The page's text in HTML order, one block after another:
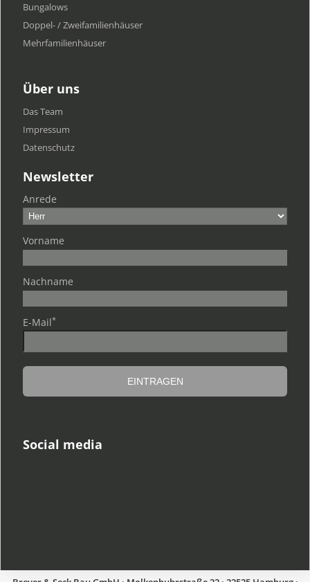
Bungalows
Doppel- / Zweifamilienhäuser
Mehrfamilien​häuser
Über uns
Das Team
Impressum
Datenschutz
Newsletter
Anrede
Vorname
Nachname
E-Mail*
Social media